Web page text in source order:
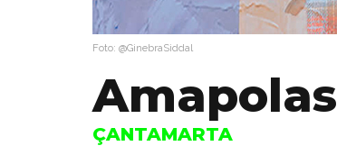
Foto: @GinebraSiddal
Amapolas
ÇANTAMARTA